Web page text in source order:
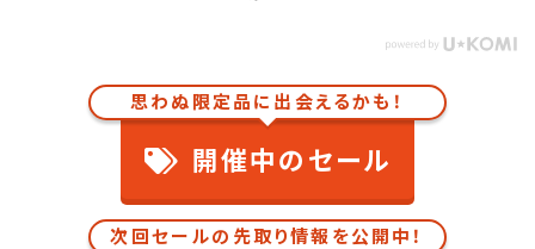
思わぬ限定品に出会えるかも！
開催中のセール
次回セールの先取り情報を公開中！